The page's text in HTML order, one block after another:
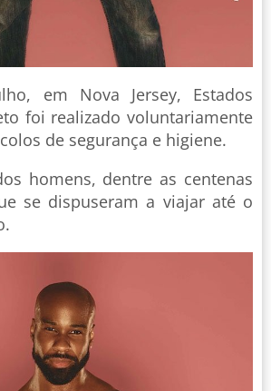
em Nova Jersey, Estados
foi realizado voluntariamente
de segurança e higiene.
homens, dentre as centenas
se dispuseram a viajar até o